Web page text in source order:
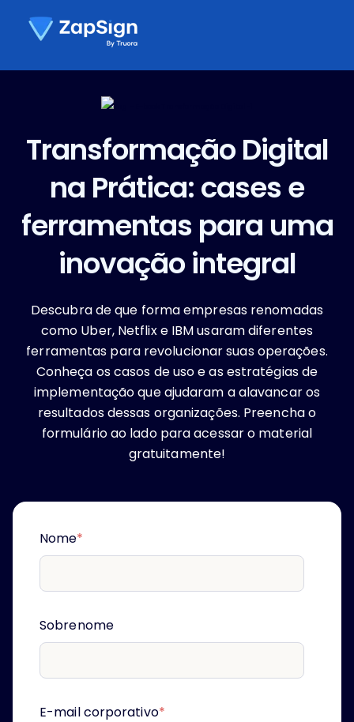
Transformação Digital
na Prática: cases e
ferramentas para uma
inovação integral
Descubra de que forma empresas renomadas
como Uber, Netflix e IBM usaram diferentes
ferramentas para revolucionar suas operações.
Conheça os casos de uso e as estratégias de
implementação que ajudaram a alavancar os
resultados dessas organizações. Preencha o
formulário ao lado para acessar o material
gratuitamente!
Nome*
Sobrenome
E-mail corporativo*